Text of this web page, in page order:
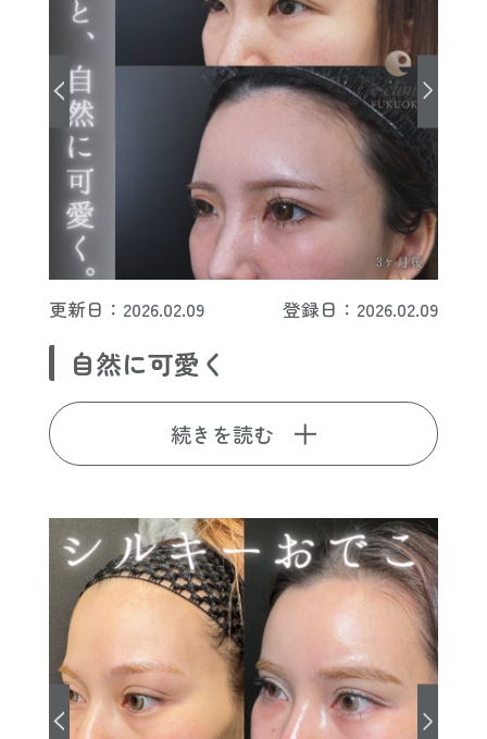
更新日：2026.02.09 登録日：2026.02.09
自然に可愛く
続きを読む